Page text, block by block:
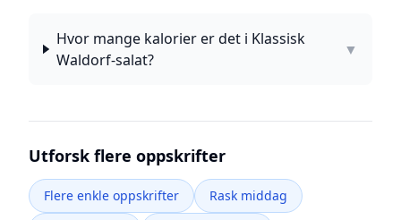
Hvor mange kalorier er det i Klassisk
Waldorf-salat?
▼
Utforsk flere oppskrifter
Flere enkle oppskrifter
Rask middag